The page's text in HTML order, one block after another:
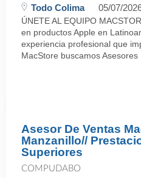
Todo Colima 05/07/
ÚNETE AL EQUIPO
en productos Apple en
experiencia profesional que
MacStore buscamos Asesores
Asesor De Ventas
Manzanillo//
Superiores
COMPUDABO